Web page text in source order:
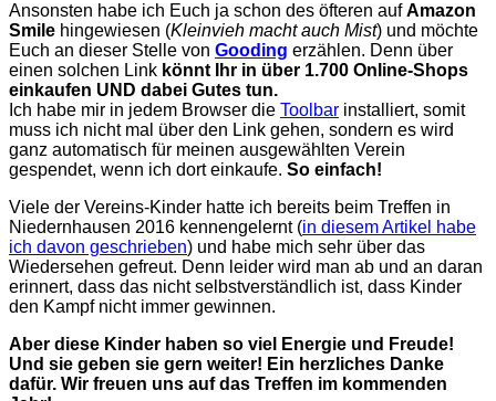
Ansonsten habe ich Euch ja schon des öfteren aufAmazon
Smile hingewiesen (Kleinvieh macht auch Mist) und möchte
Euch an dieser Stelle von Gooding erzählen. Denn über
einen solchen Link könnt Ihr in über 1.700 Online-Shops
einkaufen UND dabei Gutes tun.
Ich habe mir in jedem Browser die Toolbar installiert, somit
muss ich nicht mal über den Link gehen, sondern es wird
ganz automatisch für meinen ausgewählten Verein
gespendet, wenn ich dort einkaufe. So einfach!
Viele der Vereins-Kinder hatte ich bereits beim Treffen in
Niedernhausen 2016 kennengelernt (in diesem Artikel habe
ich davon geschrieben) und habe mich sehr über das
Wiedersehen gefreut. Denn leider wird man ab und an daran
erinnert, dass das nicht selbstverständlich ist, dass Kinder
den Kampf nicht immer gewinnen.
Aber diese Kinder haben so viel Energie und Freude!
Und sie geben sie gern weiter! Ein herzliches Danke
dafür. Wir freuen uns auf das Treffen im kommenden